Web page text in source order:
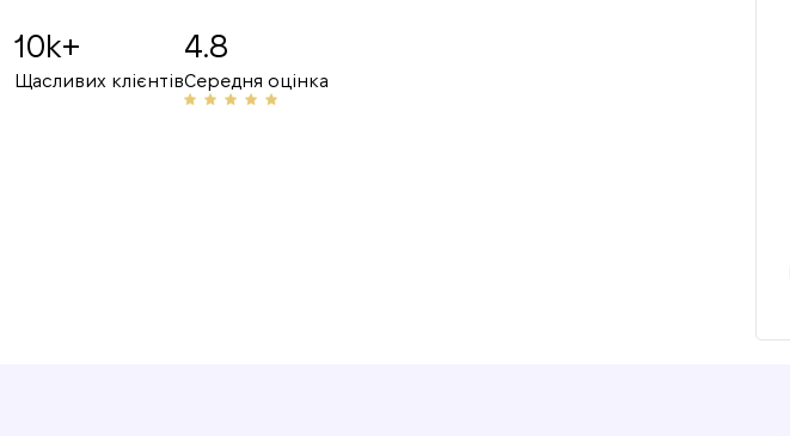
10k+
Щасливих клієнтів
4.8
Середня оцінка
Рекомендую! Привітний персонал та професіонали своєї сфери,
неодноразово допомагали мені з орендою. З радістю ділюся їх